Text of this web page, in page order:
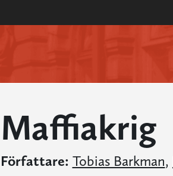
Maffiakrig
Författare: Tobias Barkman,